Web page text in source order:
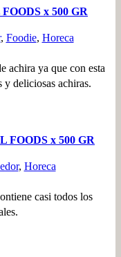
x 500 GR
, Foodie, Horeca
achira ya que con esta
y deliciosas achiras.
x 500 GR
, Horeca
casi todos los